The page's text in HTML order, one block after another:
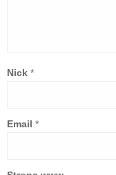
Nick *
Email *